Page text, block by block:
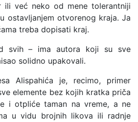
ili već neko od mene tolerantniji
ostavljanjem otvorenog kraja. Ja
treba dopisati kraj.
svih – ima autora koji su sve
solidno upakovali.
Alispahića je, recimo, primer
elemente bez kojih kratka priča
i otpliće taman na vreme, a ne
u vidu brojnih likova ili radnje